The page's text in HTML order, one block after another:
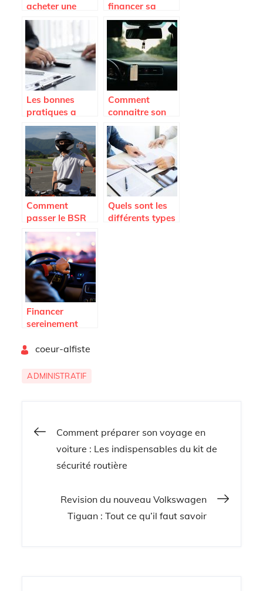
acheter une
voiture
d’occasion ?
financer sa
flotte
automobile
pour son
entreprise ?
Les bonnes
pratiques a
connaitre
lorsqu’on vend
un vehicule
d’occasion.
Comment
connaitre son
nombre de
points de
permis ? Auto
Moto Pneu
Comment
passer le BSR
rapidement ?
Quels sont les
différents types
Financer
sereinement
vehicule
coeur-alfiste
ADMINISTRATIF
Navigation
de
l’article
Comment préparer son voyage en
voiture : Les indispensables du kit de
sécurité routière
Revision du nouveau Volkswagen
Tiguan : Tout ce qu’il faut savoir